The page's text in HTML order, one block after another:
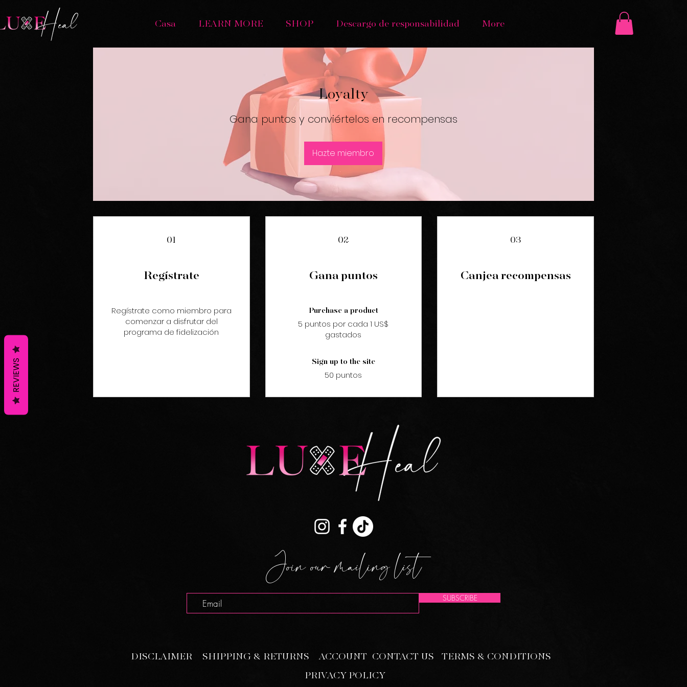
Casa LEARN MORE SHOP Descargo de responsabilidad More
Loyalty
Gana puntos y conviértelos en recompensas
Hazte miembro
01
Regístrate
Regístrate como miembro para
comenzar a disfrutar del
programa de fidelización
02
Gana puntos
Purchase a product
5 puntos por cada 1 US$
gastados
Sign up to the site
50 puntos
03
Canjea recompensas
Join our mailing list
SUBSCRIBE
DISCLAIMER SHIPPING & RETURNS ACCOUNT CONTACT US
TERMS & CONDITIONS
PRIVACY POLICY
REVIEWS